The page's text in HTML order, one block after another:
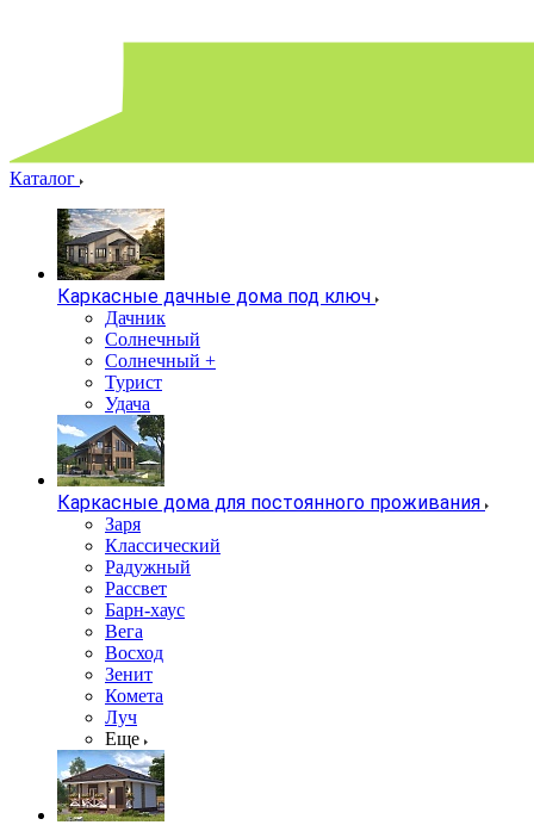
Каталог
Каркасные дачные дома под ключ
Дачник
Солнечный
Солнечный +
Турист
Удача
Каркасные дома для постоянного проживания
Заря
Классический
Радужный
Рассвет
Барн-хаус
Вега
Восход
Зенит
Комета
Луч
Еще